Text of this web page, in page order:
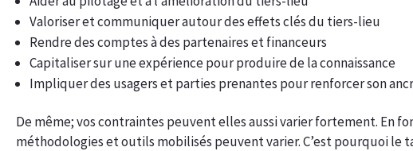
Valoriser et communiquer autour des effets clés du tiers-lieu
Rendre des comptes à des partenaires et financeurs
Capitaliser sur une expérience pour produire de la connaissance
Impliquer des usagers et parties prenantes pour renforcer son
De même; vos contraintes peuvent elles aussi varier fortement.
méthodologies et outils mobilisés peuvent varier. C’est pourquoi